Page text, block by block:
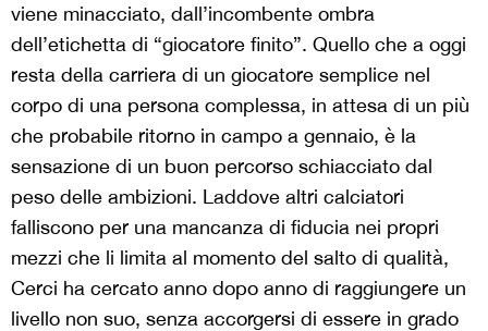
viene minacciato, dall’incombente ombra
dell’etichetta di “giocatore finito”. Quello che a oggi
resta della carriera di un giocatore semplice nel
corpo di una persona complessa, in attesa di un più
che probabile ritorno in campo a gennaio, è la
sensazione di un buon percorso schiacciato dal
peso delle ambizioni. Laddove altri calciatori
falliscono per una mancanza di fiducia nei propri
mezzi che li limita al momento del salto di qualità,
Cerci ha cercato anno dopo anno di raggiungere un
livello non suo, senza accorgersi di essere in grado